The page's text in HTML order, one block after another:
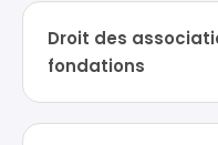
Droit des
fondations